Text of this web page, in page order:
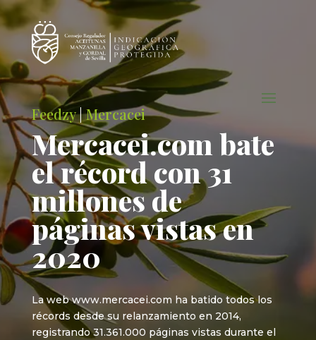
Feedzy|Mercacei
Mercacei.com bate
el récord con 31
millones de
páginas vistas en
2020
La web www.mercacei.com ha batido todos los
récords desde su relanzamiento en 2014,
registrando 31.361.000 páginas vistas durante el